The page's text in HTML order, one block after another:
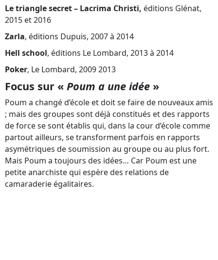
Le triangle secret – Lacrima Christi, éditions Glénat,
2015 et 2016
Zarla, éditions Dupuis, 2007 à 2014
Hell school, éditions Le Lombard, 2013 à 2014
Poker, Le Lombard, 2009 2013
Focus sur « Poum a une idée »
Poum a changé d’école et doit se faire de nouveaux amis
; mais des groupes sont déjà constitués et des rapports
de force se sont établis qui, dans la cour d’école comme
partout ailleurs, se transforment parfois en rapports
asymétriques de soumission au groupe ou au plus fort.
Mais Poum a toujours des idées… Car Poum est une
petite anarchiste qui espère des relations de
camaraderie égalitaires.